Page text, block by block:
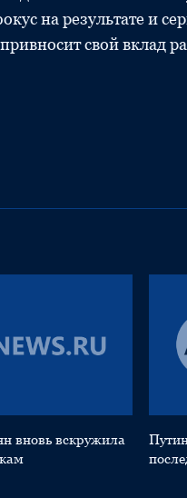
на результате и
свой вклад
вновь вскружила